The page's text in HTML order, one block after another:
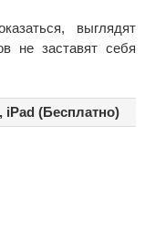
выглядят
не заставят себя
iPad (Бесплатно)